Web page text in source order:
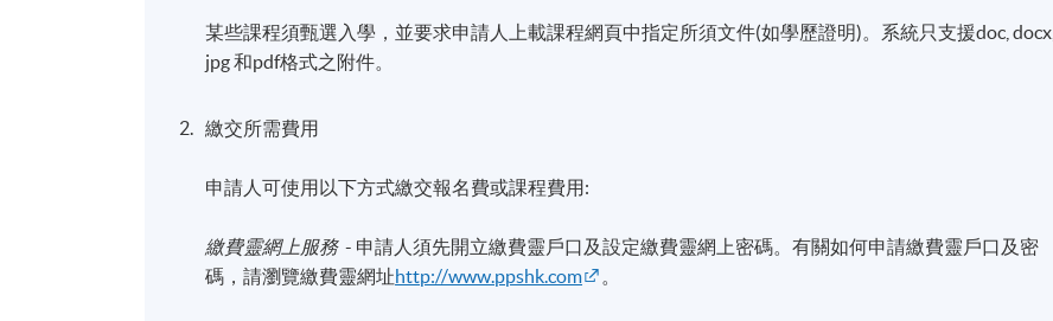
某些課程須甄選入學，並要求申請人上載課程網頁中指定所須文件(如學歷證明)。系統只支援doc, docx,
jpg 和pdf格式之附件。
繳交所需費用
申請人可使用以下方式繳交報名費或課程費用:
繳費靈網上服務- 申請人須先開立繳費靈戶口及設定繳費靈網上密碼。有關如何申請繳費靈戶口及密
碼，請瀏覽繳費靈網址http://www.ppshk.com 。